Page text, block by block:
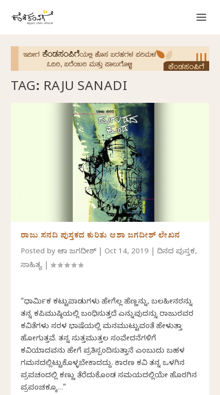
TAG: RAJU SANADI
ರಾಜು ಸನದಿ ಪುಸ್ತಕದ ಕುರಿತು ಆಶಾ ಜಗದೀಶ್ ಲೇಖನ
Posted byಆಶಾ ಜಗದೀಶ್ |Oct 14, 2019 |ದಿನದ ಪುಸ್ತಕ,
ಸಾಹಿತ್ಯ |
“ಧಾರ್ಮಿಕ ಕಟ್ಟುಪಾಡುಗಳು ಹೇಗೆಲ್ಲ ಹೆಣ್ಣನ್ನು, ಬಲಹೀನರನ್ನು
ತನ್ನ ಕಪಿಮುಷ್ಠಿಯಲ್ಲಿ ಬಂಧಿಸುತ್ತದೆ ಎನ್ನುವುದನ್ನು ರಾಜುರವರ
ಕವಿತೆಗಳು ಸರಳ ಭಾಷೆಯಲ್ಲಿ ಮನಮುಟ್ಟುವಂತೆ ಹೇಳುತ್ತಾ
ಹೋಗುತ್ತವೆ. ತನ್ನ ಸುತ್ತಮುತ್ತಲ ಸಂವೇದನೆಗಳಿಗೆ
ಕವಿಯಾದವನು ಹೇಗೆ ಪ್ರತಿಸ್ಪಂದಿಸುತ್ತಾನೆ ಎಂಬುದು ಬಹಳ
ಗಮನದಲ್ಲಿಟ್ಟುಕೊಳ್ಳಬೇಕಾದದ್ದು. ಕಾರಣ ಕವಿ ತನ್ನ ಒಳಗಿನ
ಪ್ರಪಚಂದಲ್ಲಿ ಕಣ್ಣು ತೆರೆದುಕೊಂಡ ಸಮಯದಲ್ಲಿಯೇ ಹೊರಗಿನ
ಪ್ರಪಂಚಕ್ಕೂ…”